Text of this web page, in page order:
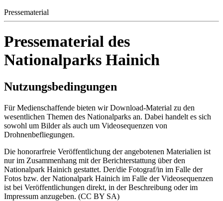
Pressematerial
Pressematerial des
Nationalparks Hainich
Nutzungsbedingungen
Für Medienschaffende bieten wir Download-Material zu den
wesentlichen Themen des Nationalparks an. Dabei handelt es sich
sowohl um Bilder als auch um Videosequenzen von
Drohnenbefliegungen.
Die honorarfreie Veröffentlichung der angebotenen Materialien ist
nur im Zusammenhang mit der Berichterstattung über den
Nationalpark Hainich gestattet. Der/die Fotograf/in im Falle der
Fotos bzw. der Nationalpark Hainich im Falle der Videosequenzen
ist bei Veröffentlichungen direkt, in der Beschreibung oder im
Impressum anzugeben. (CC BY SA)